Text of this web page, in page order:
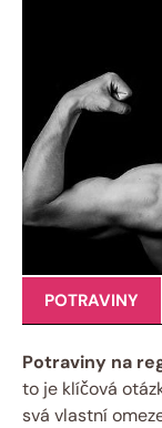
POTRAVINY
Potraviny na
to je klíčová
svá vlastní